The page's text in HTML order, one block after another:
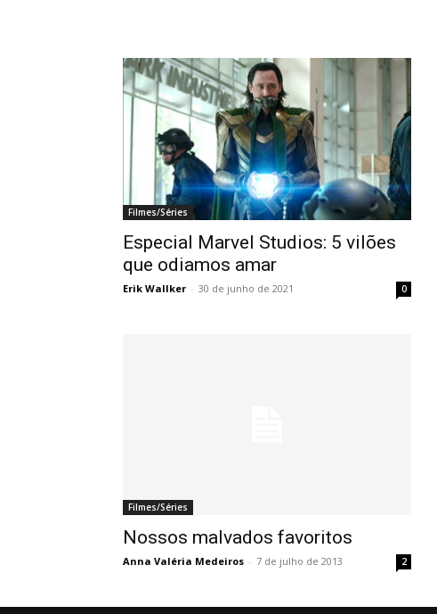
Filmes/Séries
Especial Marvel Studios: 5 vilões
que odiamos amar
Erik Wallker - 30 de junho de 2021 0
Filmes/Séries
Nossos malvados favoritos
Anna Valéria Medeiros - 7 de julho de 2013 2